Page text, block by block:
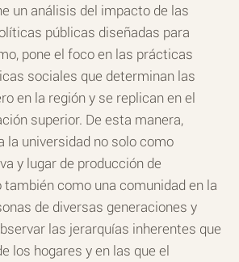
un análisis del impacto de las
públicas diseñadas para
pone el foco en las prácticas
sociales que determinan las
en la región y se replican en el
superior. De esta manera,
la universidad no solo como
y lugar de producción de
como una comunidad en la
de diversas generaciones y
las jerarquías inherentes que
los hogares y en las que el